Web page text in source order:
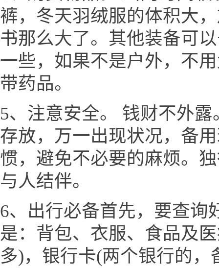
裤，冬天羽绒服的体积大
书那么大了。其他装备可
一些，如果不是户外，不
带药品。
5、注意安全。 钱财不外
存放，万一出现状况，备
惯，避免不必要的麻烦。
与人结伴。
6、出行必备首先，要查询
是：背包、衣服、食品及
多)，银行卡(两个银行的